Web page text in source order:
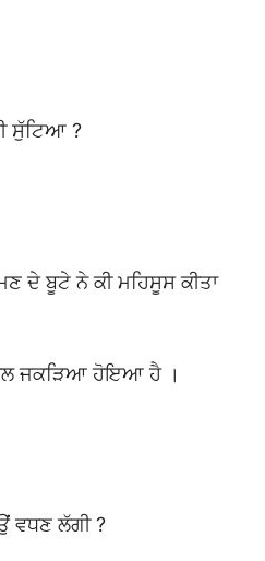
ਸੁੱਟਿਆ ?
ਦੇ ਬੂਟੇ ਨੇ ਕੀ ਮਹਿਸੂਸ ਕੀਤਾ
ਜਕੜਿਆ ਹੋਇਆ ਹੈ ।
ਵਧਣ ਲੱਗੀ ?